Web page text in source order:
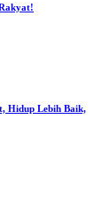
Hidup Lebih Baik,